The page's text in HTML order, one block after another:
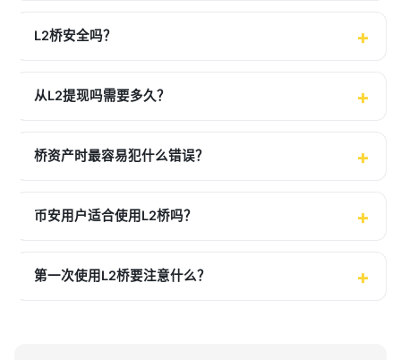
L2桥安全吗？
从L2提现吗需要多久？
桥资产时最容易犯什么错误？
币安用户适合使用L2桥吗？
第一次使用L2桥要注意什么？